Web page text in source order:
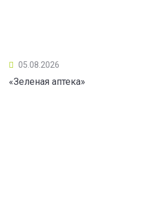
05.08.2026
«Зеленая аптека»